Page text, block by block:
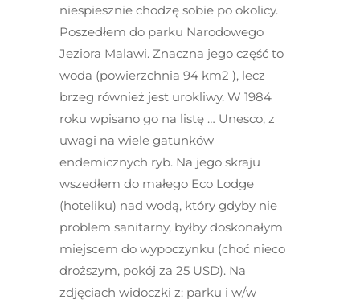
niespiesznie chodzę sobie po okolicy.
Poszedłem do parku Narodowego
Jeziora Malawi. Znaczna jego część to
woda (powierzchnia 94 km2 ), lecz
brzeg również jest urokliwy. W 1984
roku wpisano go na listę … Unesco, z
uwagi na wiele gatunków
endemicznych ryb. Na jego skraju
wszedłem do małego Eco Lodge
(hoteliku) nad wodą, który gdyby nie
problem sanitarny, byłby doskonałym
miejscem do wypoczynku (choć nieco
droższym, pokój za 25 USD). Na
zdjęciach widoczki z: parku i w/w